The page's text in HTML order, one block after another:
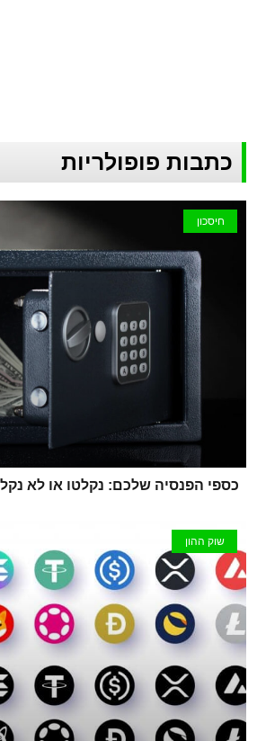
כתבות פופולריות
חיסכון
כספי הפנסיה שלכם: נקלטו או לא
שוק ההון